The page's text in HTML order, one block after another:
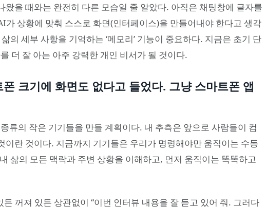
왔을 때와는 완전히 다른 모습일 줄 알았다. 아직은 채팅창에 글자를
가 상황에 맞춰 스스로 화면(인터페이스)을 만들어내야 한다고 생각
의 세부 사항을 기억하는 ‘메모리’ 기능이 중요하다. 지금은 초기 단
더 잘 아는 아주 강력한 개인 비서가 될 것이다.
크기에 화면도 없다고 들었다. 그냥 스마트폰 앱
류의 작은 기기들을 만들 계획이다. 내 추측은 앞으로 사람들이 컴
이란 것이다. 지금까지 기기들은 우리가 명령해야만 움직이는 수동
삶의 모든 맥락과 주변 상황을 이해하고, 먼저 움직이는 똑똑하고
꺼져 있든 상관없이 “이번 인터뷰 내용을 잘 듣고 있어 줘. 그러다